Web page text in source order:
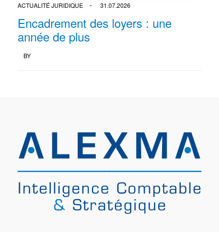
ACTUALITÉ JURIDIQUE 31.07.2026
Encadrement des loyers : une
année de plus
BY